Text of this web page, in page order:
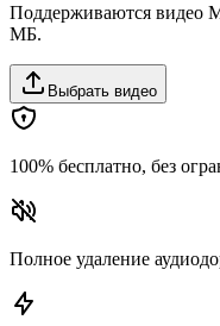
Поддерживаются видео
МБ.
Выбрать видео
100% бесплатно, без
Полное удаление